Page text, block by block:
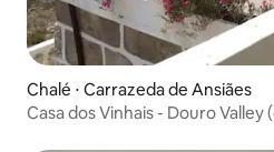
Chalé ⋅ Carrazeda de Ansiães
Casa dos Vinhais -